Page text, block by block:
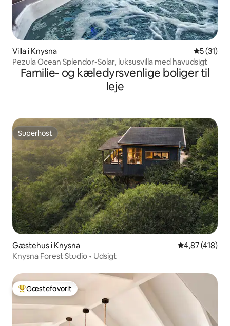
Villa i Knysna 5 ud af 5
5 (31)
Pezula Ocean Splendor-Solar, luksusvilla med havudsigt
Familie- og kæledyrsvenlige boliger til
leje
Superhost
Superhost
Gæstehus i Knysna 4,87 ud af 5 i
4,87 (418)
Knysna Forest Studio • Udsigt
Bedste gæstefavorit
Gæstefavorit